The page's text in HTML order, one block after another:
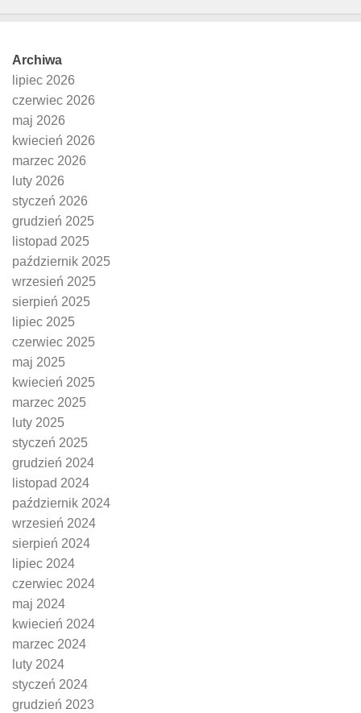
Archiwa
lipiec 2026
czerwiec 2026
maj 2026
kwiecień 2026
marzec 2026
luty 2026
styczeń 2026
grudzień 2025
listopad 2025
październik 2025
wrzesień 2025
sierpień 2025
lipiec 2025
czerwiec 2025
maj 2025
kwiecień 2025
marzec 2025
luty 2025
styczeń 2025
grudzień 2024
listopad 2024
październik 2024
wrzesień 2024
sierpień 2024
lipiec 2024
czerwiec 2024
maj 2024
kwiecień 2024
marzec 2024
luty 2024
styczeń 2024
grudzień 2023